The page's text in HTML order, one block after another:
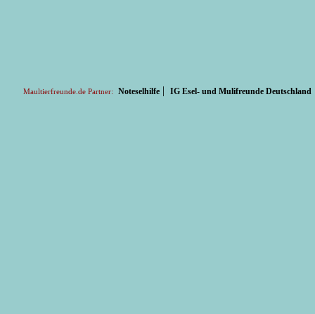
Maultierfreunde.de Partner: Noteselhilfe | IG Esel- und Mulifreunde Deutschland